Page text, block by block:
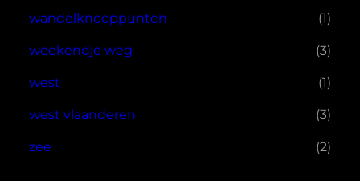
wandelknooppunten (1)
weekendje weg (3)
west (1)
west vlaanderen (3)
zee (2)